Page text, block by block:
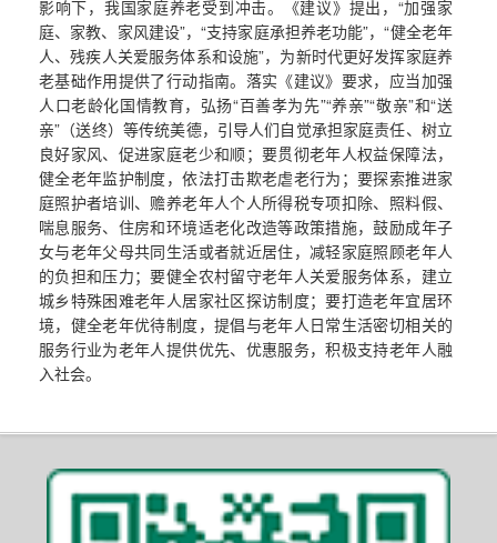
影响下，我国家庭养老受到冲击。《建议》提出，“加强家
庭、家教、家风建设”，“支持家庭承担养老功能”，“健全老年
人、残疾人关爱服务体系和设施”，为新时代更好发挥家庭养
老基础作用提供了行动指南。落实《建议》要求，应当加强
人口老龄化国情教育，弘扬“百善孝为先”“养亲”“敬亲”和“送
亲”（送终）等传统美德，引导人们自觉承担家庭责任、树立
良好家风、促进家庭老少和顺；要贯彻老年人权益保障法，
健全老年监护制度，依法打击欺老虐老行为；要探索推进家
庭照护者培训、赡养老年人个人所得税专项扣除、照料假、
喘息服务、住房和环境适老化改造等政策措施，鼓励成年子
女与老年父母共同生活或者就近居住，减轻家庭照顾老年人
的负担和压力；要健全农村留守老年人关爱服务体系，建立
城乡特殊困难老年人居家社区探访制度；要打造老年宜居环
境，健全老年优待制度，提倡与老年人日常生活密切相关的
服务行业为老年人提供优先、优惠服务，积极支持老年人融
入社会。